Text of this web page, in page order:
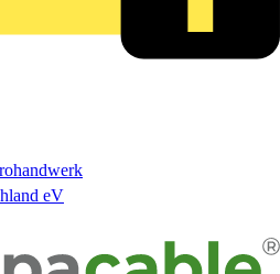
eV